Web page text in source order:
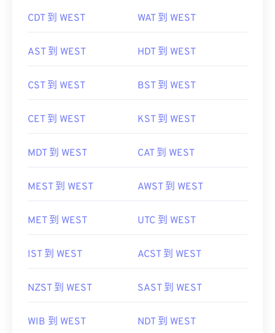
CDT 到 WEST WAT 到 WEST
AST 到 WEST HDT 到 WEST
CST 到 WEST BST 到 WEST
CET 到 WEST KST 到 WEST
MDT 到 WEST CAT 到 WEST
MEST 到 WEST AWST 到 WEST
MET 到 WEST UTC 到 WEST
IST 到 WEST ACST 到 WEST
NZST 到 WEST SAST 到 WEST
WIB 到 WEST NDT 到 WEST